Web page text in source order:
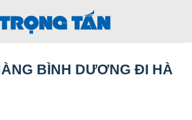
BÌNH DƯƠNG ĐI HÀ